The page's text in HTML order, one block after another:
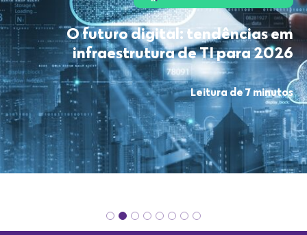
O futuro digital: tendências em
infraestrutura de TI para 2026
Leitura de 7 minutos